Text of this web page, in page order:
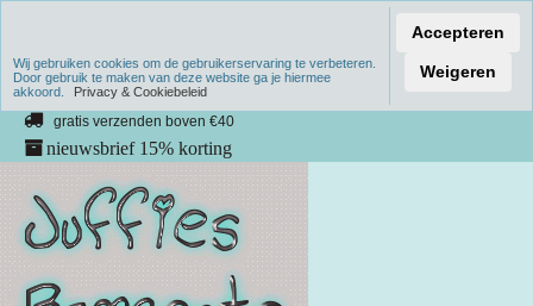
Verzenden binnen 1 werkdag
unieke producten
gratis verzenden boven €40
nieuwsbrief 15% korting
Wij gebruiken cookies om de gebruikerservaring te verbeteren.
Door gebruik te maken van deze website ga je hiermee
akkoord.
Privacy & Cookiebeleid
Accepteren
Weigeren